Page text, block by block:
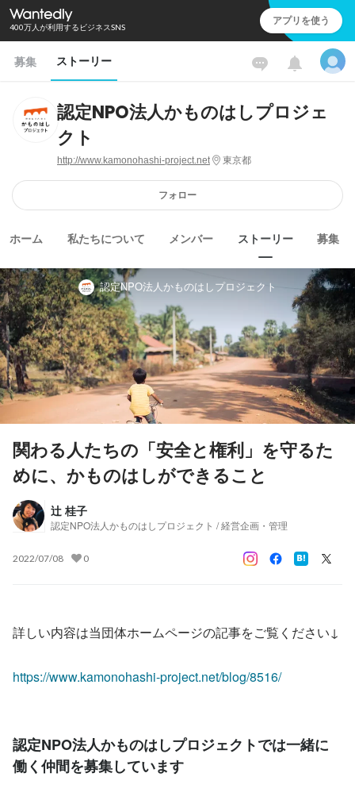
400万人が利用するビジネスSNS アプリを使う
募集 ストーリー
認定NPO法人かものはしプロジェ
クト
http://www.kamonohashi-project.net 東京都
フォロー
ホーム 私たちについて メンバー ストーリー 募集
認定NPO法人かものはしプロジェクト
関わる人たちの「安全と権利」を守るた
めに、かものはしができること
辻 桂子
認定NPO法人かものはしプロジェクト / 経営企画・管理
2022/07/08 0
詳しい内容は当団体ホームページの記事をご覧ください↓
https://www.kamonohashi-project.net/blog/8516/
認定NPO法人かものはしプロジェクトでは一緒に
働く仲間を募集しています